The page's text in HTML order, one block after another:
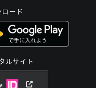
ード
ルサイト